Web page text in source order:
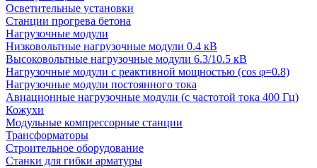
Осветительные установки
Станции прогрева бетона
Нагрузочные модули
Низковольтные нагрузочные модули 0.4 кВ
Высоковольтные нагрузочные модули 6.3/10.5 кВ
Нагрузочные модули с реактивной мощностью (cos φ=0.8)
Нагрузочные модули постоянного тока
Авиационные нагрузочные модули (с частотой тока 400 Гц)
Кожухи
Модульные компрессорные станции
Трансформаторы
Строительное оборудование
Станки для гибки арматуры